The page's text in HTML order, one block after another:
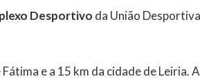
Desportivo da União
e a 15 km da cidade de